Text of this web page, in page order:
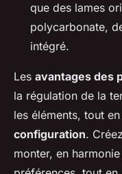
que des lames
polycarbonate,
intégré.
Les avantages des
la régulation de la
les éléments, tout
configuration.
monter, en